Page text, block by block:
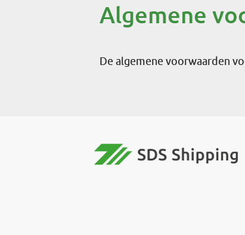
Algemene
De algemene voorwaarden